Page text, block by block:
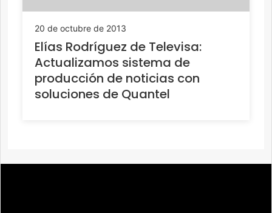
20 de octubre de 2013
Elías Rodríguez de Televisa:
Actualizamos sistema de
producción de noticias con
soluciones de Quantel